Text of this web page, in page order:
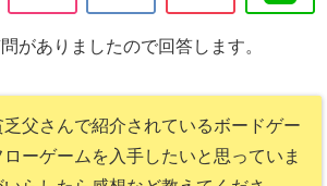
がありましたので回答します。
乏父さんで紹介されているボードゲー
ーゲームを入手したいと思っていま